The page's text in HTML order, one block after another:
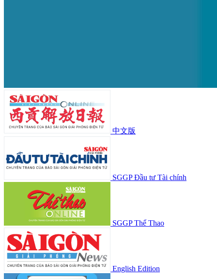
中文版
SGGP Đầu tư Tài chính
SGGP Thể Thao
English Edition